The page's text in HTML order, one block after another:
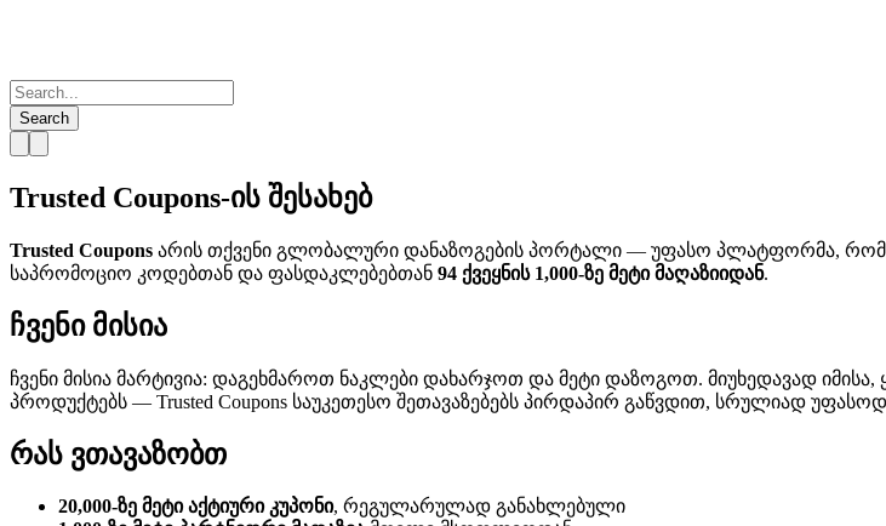
Search
Trusted Coupons-ის შესახებ
Trusted Coupons არის თქვენი გლობალური დანაზოგების პორტალი — უფასო პლატფორმა,
საპრომოციო კოდებთან და ფასდაკლებებთან 94 ქვეყნის 1,000-ზე მეტი მაღაზიიდან.
ჩვენი მისია
ჩვენი მისია მარტივია: დაგეხმაროთ ნაკლები დახარჯოთ და მეტი დაზოგოთ. მიუხედავად
პროდუქტებს — Trusted Coupons საუკეთესო შეთავაზებებს პირდაპირ გაწვდით, სრულიად
რას ვთავაზობთ
20,000-ზე მეტი აქტიური კუპონი, რეგულარულად განახლებული